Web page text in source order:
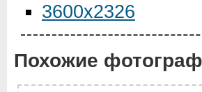
3600x2326
Похожие